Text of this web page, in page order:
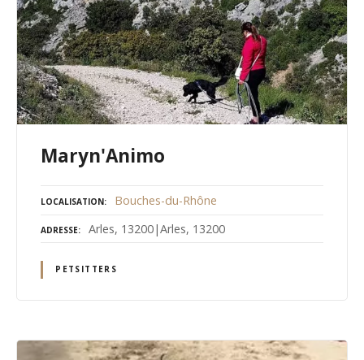
Maryn'Animo
LOCALISATION Bouches-du-Rhône
ADRESSE Arles, 13200|Arles, 13200
PETSITTERS